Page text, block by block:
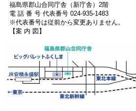
福島県郡山合同庁舎（新庁舎）2階
電 話 番 号 代表番号 024-935-1483
※代表番号は従前から変更ありません。
【案 内 図】